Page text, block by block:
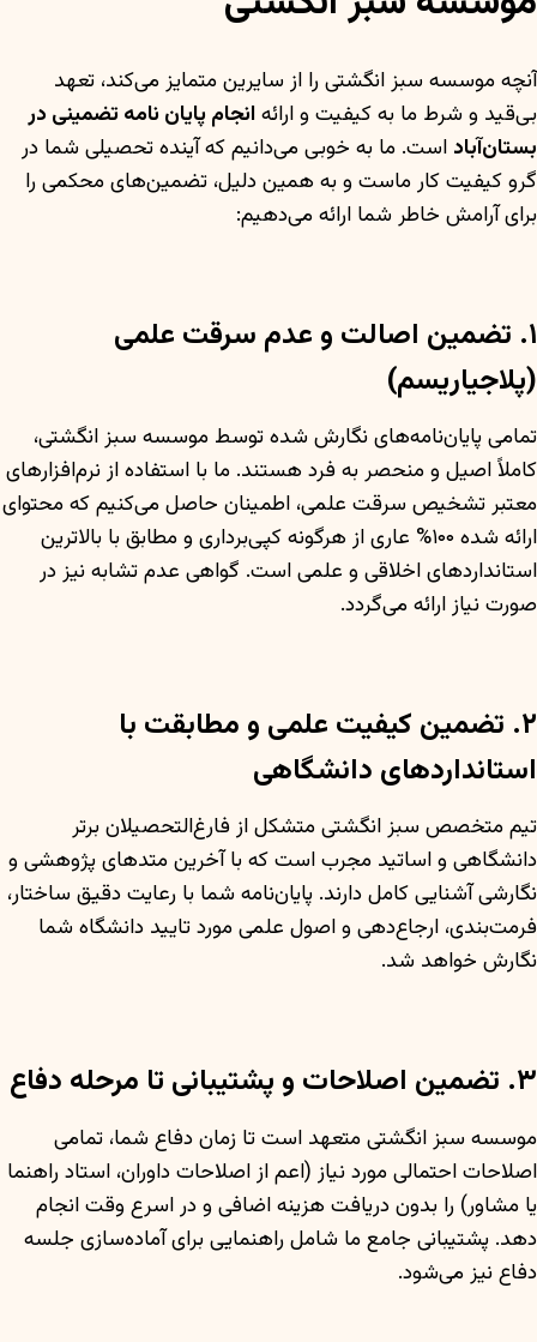
آنچه موسسه سبز انگشتی را از سایرین متمایز می‌کند، تعهد
بی‌قید و شرط ما به کیفیت و ارائهانجام پایان نامه تضمینی در
بستان‌آباد است. ما به خوبی می‌دانیم که آینده تحصیلی شما در
گرو کیفیت کار ماست و به همین دلیل، تضمین‌های محکمی را
برای آرامش خاطر شما ارائه می‌دهیم:
۱. تضمین اصالت و عدم سرقت علمی
(پلاجیاریسم)
تمامی پایان‌نامه‌های نگارش شده توسط موسسه سبز انگشتی،
کاملاً اصیل و منحصر به فرد هستند. ما با استفاده از نرم‌افزارهای
معتبر تشخیص سرقت علمی، اطمینان حاصل می‌کنیم که محتوای
ارائه شده ۱۰۰% عاری از هرگونه کپی‌برداری و مطابق با بالاترین
استانداردهای اخلاقی و علمی است. گواهی عدم تشابه نیز در
صورت نیاز ارائه می‌گردد.
۲. تضمین کیفیت علمی و مطابقت با
استانداردهای دانشگاهی
تیم متخصص سبز انگشتی متشکل از فارغ‌التحصیلان برتر
دانشگاهی و اساتید مجرب است که با آخرین متدهای پژوهشی و
نگارشی آشنایی کامل دارند. پایان‌نامه شما با رعایت دقیق ساختار،
فرمت‌بندی، ارجاع‌دهی و اصول علمی مورد تایید دانشگاه شما
نگارش خواهد شد.
۳. تضمین اصلاحات و پشتیبانی تا مرحله دفاع
موسسه سبز انگشتی متعهد است تا زمان دفاع شما، تمامی
اصلاحات احتمالی مورد نیاز (اعم از اصلاحات داوران، استاد راهنما
یا مشاور) را بدون دریافت هزینه اضافی و در اسرع وقت انجام
دهد. پشتیبانی جامع ما شامل راهنمایی برای آماده‌سازی جلسه
دفاع نیز می‌شود.